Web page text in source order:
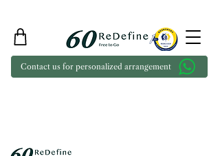
Contact us for personalized arrangement